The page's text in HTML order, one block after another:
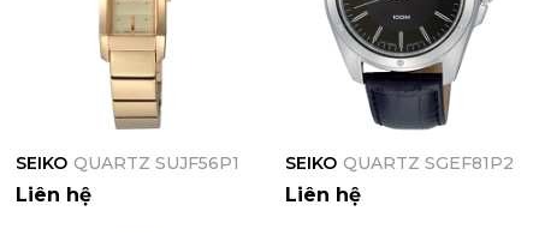
SEIKO QUARTZ SUJF56P1
Liên hệ
SEIKO QUARTZ SGEF81P2
Liên hệ